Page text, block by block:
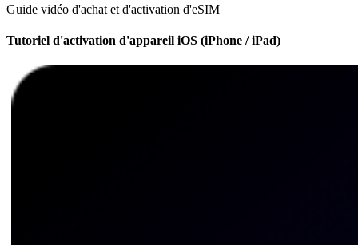
Guide vidéo d'achat et d'activation d'eSIM
Tutoriel d'activation d'appareil iOS (iPhone / iPad)